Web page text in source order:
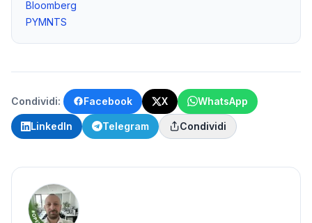
Bloomberg
PYMNTS
Condividi: Facebook X WhatsApp
LinkedIn Telegram Condividi